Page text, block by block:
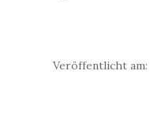
Veröffentlicht am: